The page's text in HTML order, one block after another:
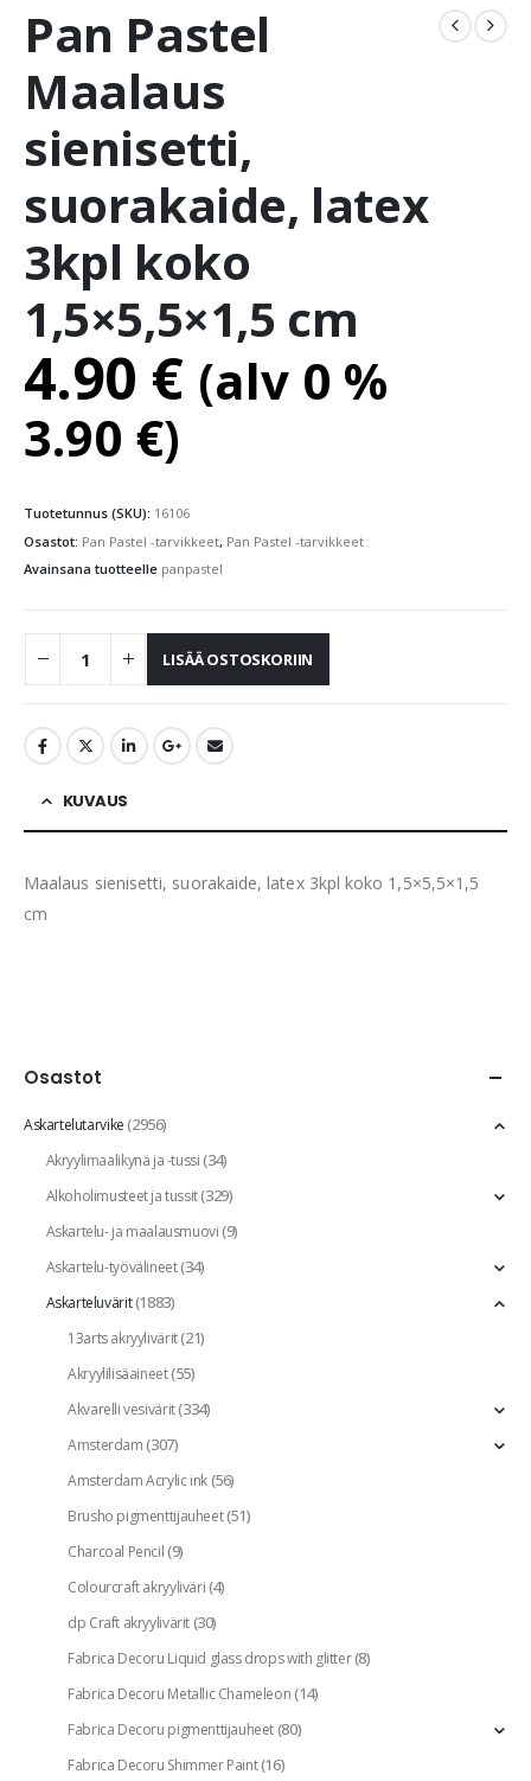
Pan Pastel
Maalaus
sienisetti,
suorakaide, latex
3kpl koko
1,5×5,5×1,5 cm
4.90 € (alv 0 %
3.90 €)
Tuotetunnus (SKU): 16106
Osastot: Pan Pastel -tarvikkeet, Pan Pastel -tarvikkeet
Avainsana tuotteelle panpastel
LISÄÄ OSTOSKORIIN
KUVAUS
Maalaus sienisetti, suorakaide, latex 3kpl koko 1,5×5,5×1,5
cm
Osastot
Askartelutarvike(2956)
Akryylimaalikynä ja -tussi(34)
Alkoholimusteet ja tussit(329)
Askartelu- ja maalausmuovi(9)
Askartelu-työvälineet(34)
Askarteluvärit(1883)
13arts akryylivärit(21)
Akryylilisäaineet(55)
Akvarelli vesivärit(334)
Amsterdam(307)
Amsterdam Acrylic ink(56)
Brusho pigmenttijauheet(51)
Charcoal Pencil(9)
Colourcraft akryyliväri(4)
dp Craft akryylivärit(30)
Fabrica Decoru Liquid glass drops with glitter(8)
Fabrica Decoru Metallic Chameleon(14)
Fabrica Decoru pigmenttijauheet(80)
Fabrica Decoru Shimmer Paint(16)